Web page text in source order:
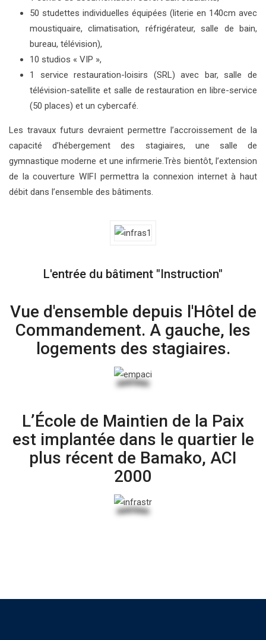
50 studettes individuelles équipées (literie en 140cm avec
moustiquaire, climatisation, réfrigérateur, salle de bain,
bureau, télévision),
10 studios « VIP »,
1 service restauration-loisirs (SRL) avec bar, salle de
télévision-satellite et salle de restauration en libre-service
(50 places) et un cybercafé.
Les travaux futurs devraient permettre l’accroissement de la
capacité d’hébergement des stagiaires, une salle de
gymnastique moderne et une infirmerie.Très bientôt, l’extension
de la couverture WIFI permettra la connexion internet à haut
débit dans l’ensemble des bâtiments.
L'entrée du bâtiment "Instruction"
Vue d'ensemble depuis l'Hôtel de
Commandement. A gauche, les
logements des stagiaires.
L’École de Maintien de la Paix
est implantée dans le quartier le
plus récent de Bamako, ACI
2000